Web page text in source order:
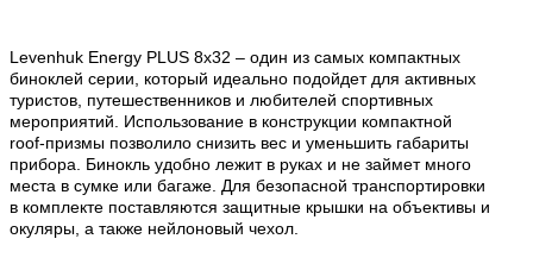
Levenhuk Energy PLUS 8x32 – один из самых компактных
биноклей серии, который идеально подойдет для активных
туристов, путешественников и любителей спортивных
мероприятий. Использование в конструкции компактной
roof-призмы позволило снизить вес и уменьшить габариты
прибора. Бинокль удобно лежит в руках и не займет много
места в сумке или багаже. Для безопасной транспортировки
в комплекте поставляются защитные крышки на объективы и
окуляры, а также нейлоновый чехол.